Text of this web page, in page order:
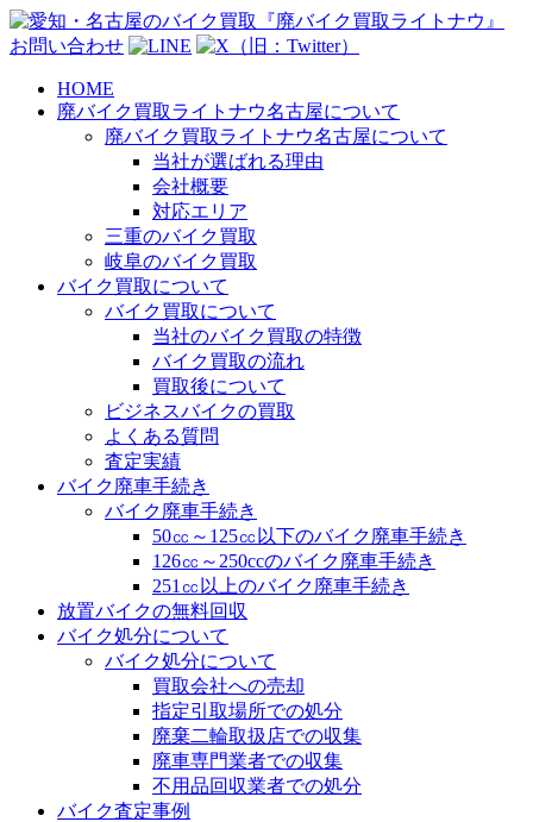
お問い合わせ
HOME
廃バイク買取ライトナウ名古屋について
廃バイク買取ライトナウ名古屋について
当社が選ばれる理由
会社概要
対応エリア
三重のバイク買取
岐阜のバイク買取
バイク買取について
バイク買取について
当社のバイク買取の特徴
バイク買取の流れ
買取後について
ビジネスバイクの買取
よくある質問
査定実績
バイク廃車手続き
バイク廃車手続き
50㏄～125㏄以下のバイク廃車手続き
126㏄～250ccのバイク廃車手続き
251㏄以上のバイク廃車手続き
放置バイクの無料回収
バイク処分について
バイク処分について
買取会社への売却
指定引取場所での処分
廃棄二輪取扱店での収集
廃車専門業者での収集
不用品回収業者での処分
バイク査定事例